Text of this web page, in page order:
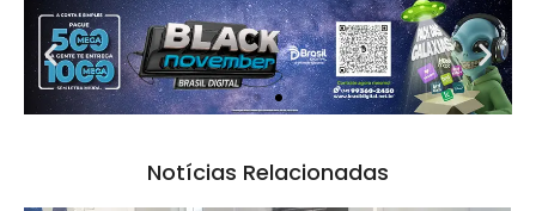
Notícias Relacionadas